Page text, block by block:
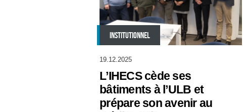
INSTITUTIONNEL
19.12.2025
L’IHECS cède ses
bâtiments à l’ULB et
prépare son avenir au